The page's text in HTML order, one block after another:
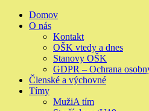
Skip
Primary
Menu
Domov
O nás
Kontakt
OŠK vtedy a dnes
Stanovy OŠK
GDPR – Ochrana
Členské a výchovné
Tímy
MužiA tím